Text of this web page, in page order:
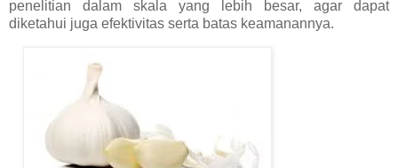
penelitian dalam skala yang lebih besar, agar dapat
diketahui juga efektivitas serta batas keamanannya.